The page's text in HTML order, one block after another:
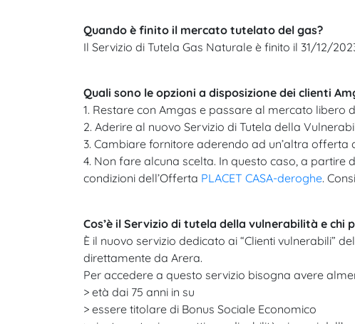
Quando è finito il mercato tutelato del gas?
Il Servizio di Tutela Gas Naturale è finito il 31/12/
Quali sono le opzioni a disposizione dei clienti
1. Restare con Amgas e passare al mercato libero
2. Aderire al nuovo Servizio di Tutela della
3. Cambiare fornitore aderendo ad un’altra offerta
4. Non fare alcuna scelta. In questo caso, a partire
condizioni dell’Offerta PLACET CASA-deroghe.
Cos’è il Servizio di tutela della vulnerabilità e chi
È il nuovo servizio dedicato ai “Clienti vulnerabili”
direttamente da Arera.​
Per accedere a questo servizio bisogna avere
> età dai 75 anni in su
> essere titolare di Bonus Sociale Economico